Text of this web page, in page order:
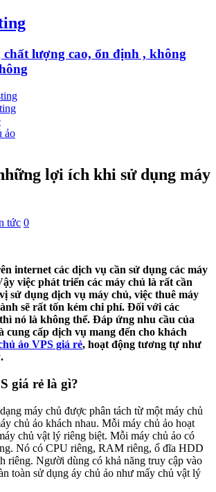
lượng cao, ổn định , không
ảo
lợi ích khi sử dụng máy
tức 0
internet các dịch vụ cần sử dụng các máy
việc phát triển các máy chủ là rất cần
sử dụng dịch vụ máy chủ, việc thuê máy
sẽ rất tốn kém chi phí. Đối với các
nó là không thể. Đáp ứng nhu cầu của
cung cấp dịch vụ mang đến cho khách
ảo VPS giá rẻ, hoạt động tương tự như
giá rẻ là gì?
máy chủ được phân tách từ một máy chủ
chủ ảo khách nhau. Mỗi máy chủ ảo hoạt
chủ vật lý riêng biệt. Mỗi máy chủ ảo có
Nó có CPU riêng, RAM riêng, ổ đĩa HDD
riêng. Người dùng có khả năng truy cập vào
toàn sử dụng áy chủ ảo như mấy chủ vật lý